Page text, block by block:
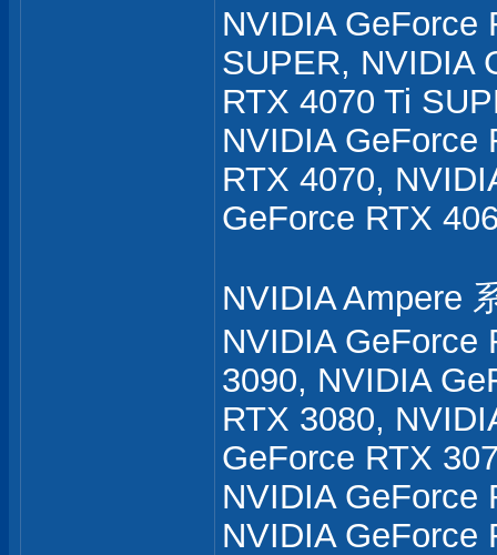
NVIDIA GeForce
SUPER, NVIDIA
RTX 4070 Ti
NVIDIA GeForce
RTX 4070,
GeForce RTX
NVIDIA Ampere
NVIDIA GeForce
3090, NVIDIA
RTX 3080,
GeForce RTX
NVIDIA GeForce
NVIDIA GeForce